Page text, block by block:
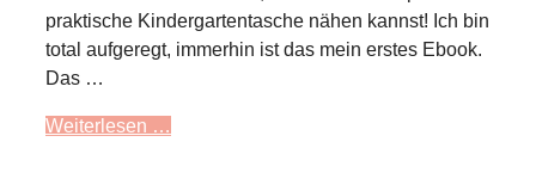
praktische Kindergartentasche nähen kannst! Ich bin
total aufgeregt, immerhin ist das mein erstes Ebook.
Das …
Weiterlesen …